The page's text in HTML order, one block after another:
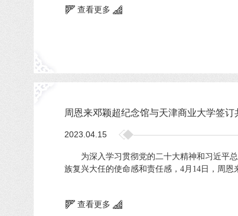
查看更多
周恩来邓颖超纪念馆与天津商业大学签
2023.04.15
为深入学习贯彻党的二十大精神和习近平总
族复兴大任的使命感和责任感，4月14日，周
查看更多